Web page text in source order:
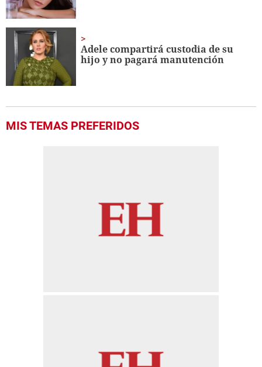
Adele compartirá custodia de su
hijo y no pagará manutención
MIS TEMAS PREFERIDOS